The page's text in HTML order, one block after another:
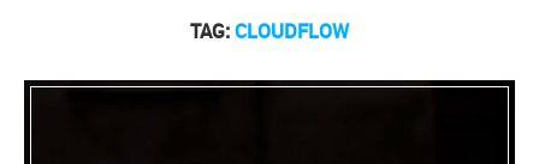
TAG:CLOUDFLOW